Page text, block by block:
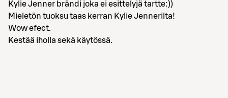
Kylie Jenner brändi joka ei esittelyjä tartte:))
Mieletön tuoksu taas kerran Kylie Jennerilta!
Wow efect.
Kestää iholla sekä käytössä.